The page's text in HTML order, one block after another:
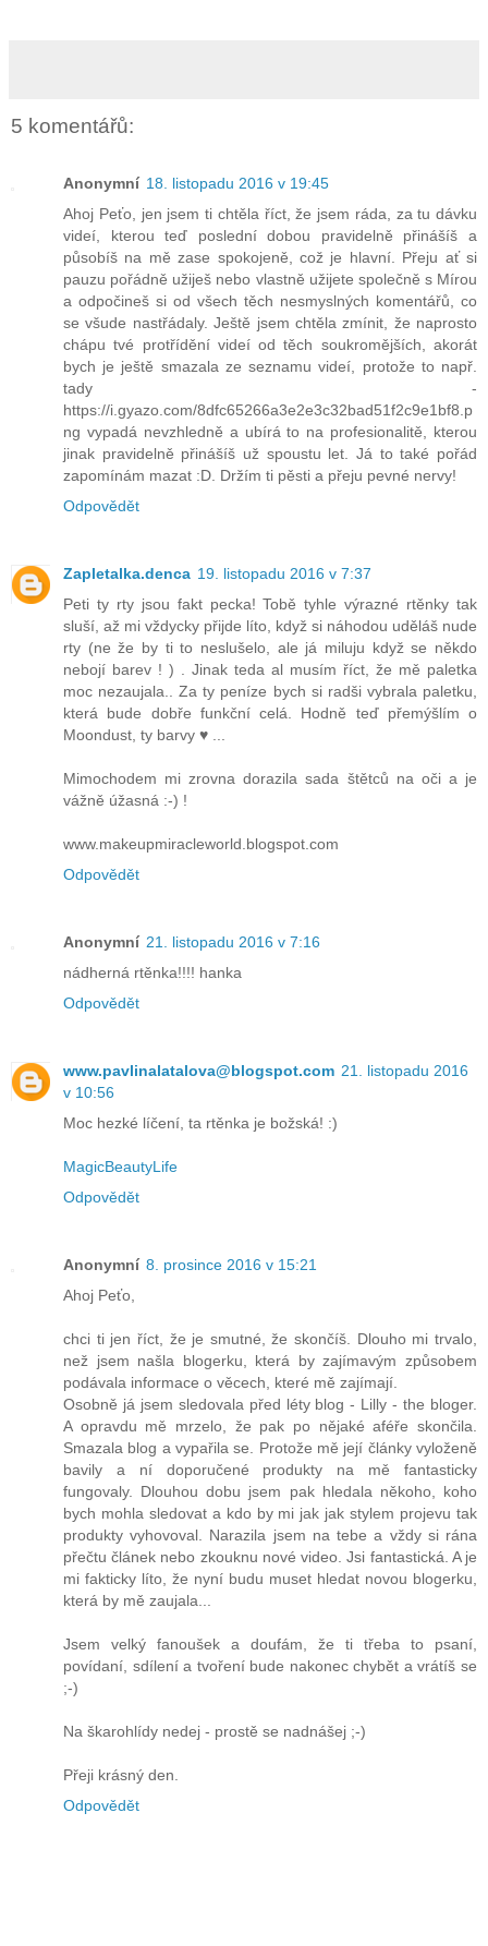
5 komentářů:
Anonymní 18. listopadu 2016 v 19:45
Ahoj Peťo, jen jsem ti chtěla říct, že jsem ráda, za tu dávku
videí, kterou teď poslední dobou pravidelně přinášíš a
působíš na mě zase spokojeně, což je hlavní. Přeju ať si
pauzu pořádně užiješ nebo vlastně užijete společně s Mírou
a odpočineš si od všech těch nesmyslných komentářů, co
se všude nastřádaly. Ještě jsem chtěla zmínit, že naprosto
chápu tvé protřídění videí od těch soukromějších, akorát
bych je ještě smazala ze seznamu videí, protože to např.
tady -
https://i.gyazo.com/8dfc65266a3e2e3c32bad51f2c9e1bf8.p
ng vypadá nevzhledně a ubírá to na profesionalitě, kterou
jinak pravidelně přinášíš už spoustu let. Já to také pořád
zapomínám mazat :D. Držím ti pěsti a přeju pevné nervy!
Odpovědět
Zapletalka.denca 19. listopadu 2016 v 7:37
Peti ty rty jsou fakt pecka! Tobě tyhle výrazné rtěnky tak
sluší, až mi vždycky přijde líto, když si náhodou uděláš nude
rty (ne že by ti to neslušelo, ale já miluju když se někdo
nebojí barev ! ) . Jinak teda al musím říct, že mě paletka
moc nezaujala.. Za ty peníze bych si radši vybrala paletku,
která bude dobře funkční celá. Hodně teď přemýšlím o
Moondust, ty barvy ♥ ...
Mimochodem mi zrovna dorazila sada štětců na oči a je
vážně úžasná :-) !
www.makeupmiracleworld.blogspot.com
Odpovědět
Anonymní 21. listopadu 2016 v 7:16
nádherná rtěnka!!!! hanka
Odpovědět
www.pavlinalatalova@blogspot.com 21. listopadu 2016
v 10:56
Moc hezké líčení, ta rtěnka je božská! :)
MagicBeautyLife
Odpovědět
Anonymní 8. prosince 2016 v 15:21
Ahoj Peťo,
chci ti jen říct, že je smutné, že skončíš. Dlouho mi trvalo,
než jsem našla blogerku, která by zajímavým způsobem
podávala informace o věcech, které mě zajímají.
Osobně já jsem sledovala před léty blog - Lilly - the bloger.
A opravdu mě mrzelo, že pak po nějaké aféře skončila.
Smazala blog a vypařila se. Protože mě její články vyloženě
bavily a ní doporučené produkty na mě fantasticky
fungovaly. Dlouhou dobu jsem pak hledala někoho, koho
bych mohla sledovat a kdo by mi jak jak stylem projevu tak
produkty vyhovoval. Narazila jsem na tebe a vždy si rána
přečtu článek nebo zkouknu nové video. Jsi fantastická. A je
mi fakticky líto, že nyní budu muset hledat novou blogerku,
která by mě zaujala...
Jsem velký fanoušek a doufám, že ti třeba to psaní,
povídaní, sdílení a tvoření bude nakonec chybět a vrátíš se
;-)
Na škarohlídy nedej - prostě se nadnášej ;-)
Přeji krásný den.
Odpovědět